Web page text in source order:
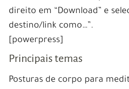
direito em “Download” e
destino/link como…”.
[powerpress]
Principais temas
Posturas de corpo para